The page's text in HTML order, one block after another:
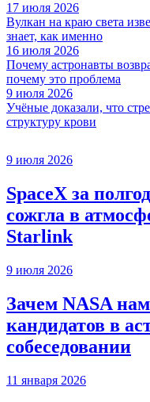
17 июля 2026
Вулкан на краю света
знает, как именно
16 июля 2026
Почему астронавты
почему это проблема
9 июля 2026
Учёные доказали, что
структуру крови
9 июля 2026
SpaceX за
сожгла в
Starlink
9 июля 2026
Зачем NASA
кандидатов в
собеседовании
11 января 2026